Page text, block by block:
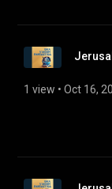
1 view • Oct 16,